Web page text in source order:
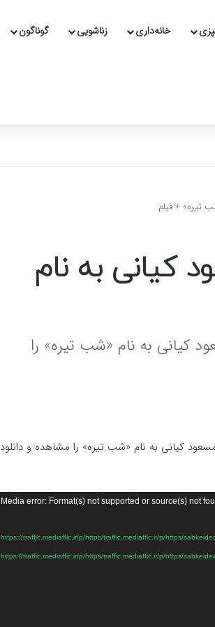
خانه‌داری زناشویی گوناگون
تیره» + فیلم
کیانی به نام
کیانی به نام «شب تیره» را
کیانی به نام «شب تیره» را مشاهده و دانلود
Media error: Format(s) not supported or source(s) not